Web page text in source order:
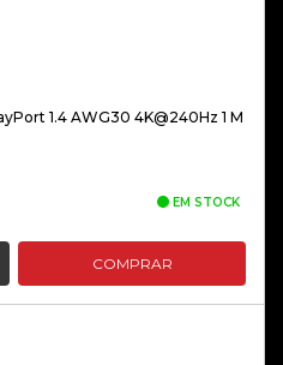
1.4 AWG30 4K@240Hz 1 M
EM STOCK
COMPRAR